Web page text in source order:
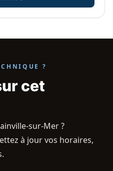
?
cet
sur-Mer ?
à jour vos horaires,